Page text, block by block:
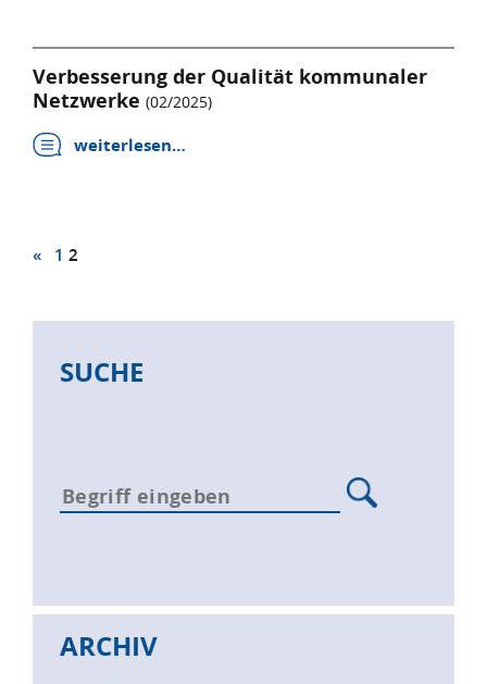
Verbesserung der Qualität kommunaler
Netzwerke (02/2025)
weiterlesen…
« 1 2
SUCHE
ARCHIV